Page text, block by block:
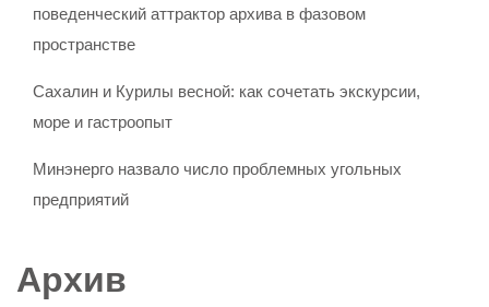
поведенческий аттрактор архива в фазовом
пространстве
Сахалин и Курилы весной: как сочетать экскурсии,
море и гастроопыт
Минэнерго назвало число проблемных угольных
предприятий
Архив